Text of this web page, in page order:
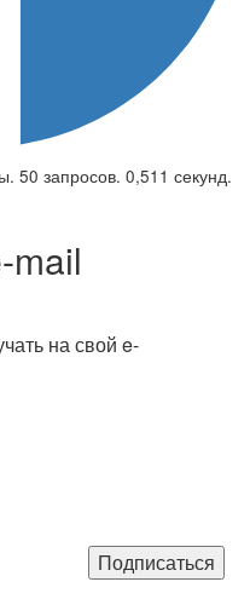
запросов. 0,511 секунд.
mail
на свой e-
Подписаться